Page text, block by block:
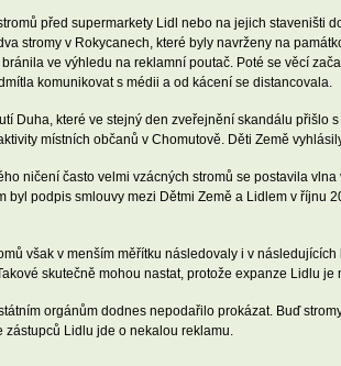
před supermarkety Lidl nebo na jejich staveništi
stromy v Rokycanech, které byly navrženy na
bránila ve výhledu na reklamní poutač. Poté se věcí
komunikovat s médii a od kácení se distancovala.
Duha, které ve stejný den zveřejnění skandálu
místních občanů v Chomutově. Děti Země
ničení často velmi vzácných stromů se postavila
byl podpis smlouvy mezi Dětmi Země a Lidlem v říjnu
však v menším měřítku následovaly i v
skutečně mohou nastat, protože expanze Lidlu je
orgánům dodnes nepodařilo prokázat. Buď
Lidlu jde o nekalou reklamu.